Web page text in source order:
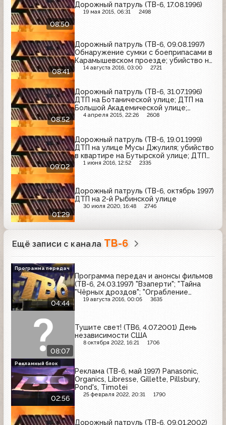
08:50
Дорожный патруль (ТВ-6, 17.08.1996)
19 мая 2015, 06:31 2498
08:41
Дорожный патруль (ТВ-6, 09.08.1997)
Обнаружение сумки с боеприпасами в
Карамышевском проезде; убийство на
Балаклавском проспекте
14 августа 2016, 03:00 2721
08:52
Дорожный патруль (ТВ-6, 31.07.1996)
ДТП на Ботанической улице; ДТП на
Большой Академической улице;
задержание мошенников,
4 апреля 2015, 22:26 2608
09:02
Дорожный патруль (ТВ-6, 19.01.1999)
ДТП на улице Мусы Джулиля; убийство
в квартире на Бутырской улице; ДТП
на проспекте Мира
1 июня 2016, 12:52 2335
01:29
Дорожный патруль (ТВ-6, октябрь 1997)
ДТП на 2-й Рыбинской улице
30 июля 2020, 16:48 2746
Ещё записи с канала ТВ-6
04:44
Программа передач и анонсы фильмов
(ТВ-6, 24.03.1997) "Взаперти"; "Тайна
"Чёрных дроздов"; "Ограбление
Бринкс"; "Служебный роман"
19 августа 2016, 00:05 3635
Программа передач
08:07
Тушите свет! (ТВ6, 4.07.2001) День
независимости США
8 октября 2022, 16:21 1706
02:56
Реклама (ТВ-6, май 1997) Panasonic,
Organics, Libresse, Gillette, Pillsbury,
Pond's, Timotei
25 февраля 2022, 20:31 1790
Рекламный блок
Дорожный патруль (ТВ-6, 09.01.2002)